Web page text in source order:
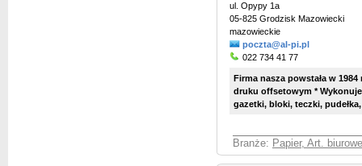
ul. Opypy 1a
05-825 Grodzisk Mazowiecki
mazowieckie
poczta@al-pi.pl
022 734 41 77
Firma nasza powstała w
druku offsetowym *
gazetki, bloki, teczki,
Branże: Papier, Art.